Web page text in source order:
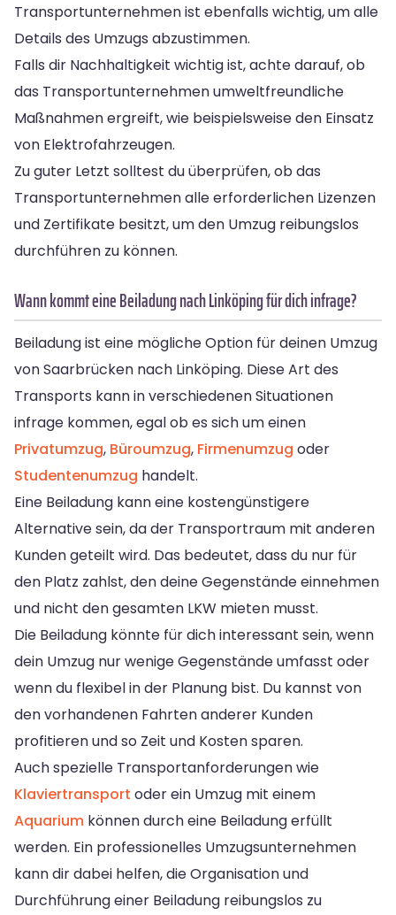
Transportunternehmen ist ebenfalls wichtig, um alle
Details des Umzugs abzustimmen.
Falls dir Nachhaltigkeit wichtig ist, achte darauf, ob
das Transportunternehmen umweltfreundliche
Maßnahmen ergreift, wie beispielsweise den Einsatz
von Elektrofahrzeugen.
Zu guter Letzt solltest du überprüfen, ob das
Transportunternehmen alle erforderlichen Lizenzen
und Zertifikate besitzt, um den Umzug reibungslos
durchführen zu können.
Wann kommt eine Beiladung nach Linköping für dich infrage?
Beiladung ist eine mögliche Option für deinen Umzug
von Saarbrücken nach Linköping. Diese Art des
Transports kann in verschiedenen Situationen
infrage kommen, egal ob es sich um einen
Privatumzug, Büroumzug, Firmenumzug oder
Studentenumzug handelt.
Eine Beiladung kann eine kostengünstigere
Alternative sein, da der Transportraum mit anderen
Kunden geteilt wird. Das bedeutet, dass du nur für
den Platz zahlst, den deine Gegenstände einnehmen
und nicht den gesamten LKW mieten musst.
Die Beiladung könnte für dich interessant sein, wenn
dein Umzug nur wenige Gegenstände umfasst oder
wenn du flexibel in der Planung bist. Du kannst von
den vorhandenen Fahrten anderer Kunden
profitieren und so Zeit und Kosten sparen.
Auch spezielle Transportanforderungen wie
Klaviertransport oder ein Umzug mit einem
Aquarium können durch eine Beiladung erfüllt
werden. Ein professionelles Umzugsunternehmen
kann dir dabei helfen, die Organisation und
Durchführung einer Beiladung reibungslos zu